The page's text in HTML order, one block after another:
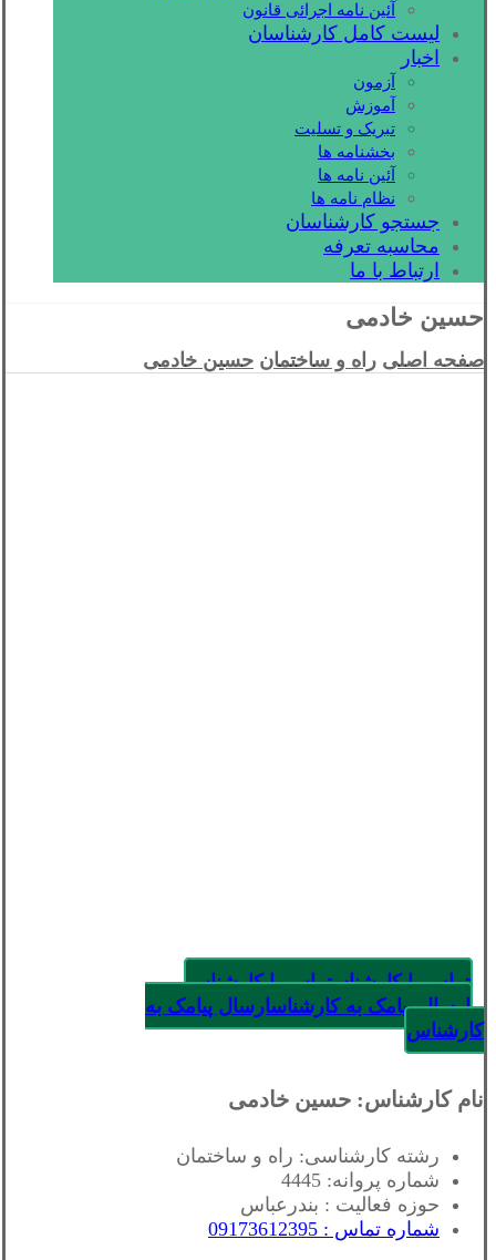
آئین نامه اجرائی قانون
لیست کامل کارشناسان
اخبار
آزمون
آموزش
تبریک و تسلیت
بخشنامه ها
آئین نامه ها
نظام نامه ها
جستجو کارشناسان
محاسبه تعرفه
ارتباط با ما
حسین خادمی
صفحه اصلی راه و ساختمان حسین خادمی
تماس با کارشناستماس با کارشناس
ارسال پیامک به کارشناسارسال پیامک به
کارشناس
نام کارشناس: حسین خادمی
رشته کارشناسی: راه و ساختمان
شماره پروانه: 4445
حوزه فعالیت : بندرعباس
شماره تماس : 09173612395